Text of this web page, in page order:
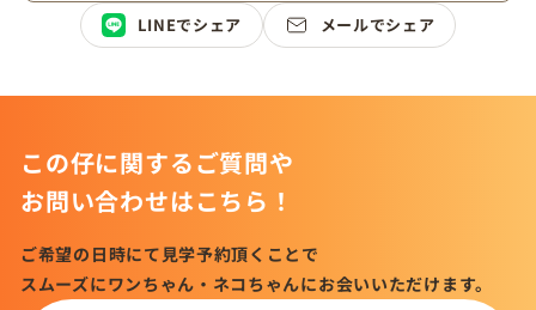
LINEでシェア メールでシェア
この仔に関するご質問や
お問い合わせはこちら！
ご希望の日時にて見学予約頂くことで
スムーズにワンちゃん・ネコちゃんにお会いいただけます。